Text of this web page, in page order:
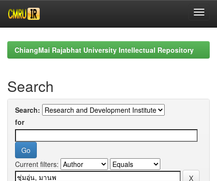
navigationChiangMai Rajabhat University Intellectual Repository
Search
Search:
for
Current filters: